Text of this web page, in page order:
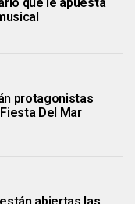
protagonistas
Del Mar